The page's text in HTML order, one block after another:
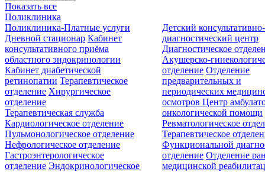
Показать все
Поликлиника
Поликлиника-Платные услуги
Дневной стационар Кабинет
консультативного приёма
областного эндокринологии
Кабинет диабетической
ретинопатии Терапевтическое
отделение Хирургическое
отделение
Детский консультативно-
диагностический центр
Диагностическое
Акушерско-
отделение Отделение
предварительных и
периодических
осмотровЦентр
онкологической помощи
Терапевтическая служба
Кардиологическое отделение
Пульмонологическое отделение
Нефрологическое отделение
Гастроэнтерологическое
отделение Эндокринологическое
Ревматологическое
Терапевтическое
Функциональной
отделение Отделение
медицинской